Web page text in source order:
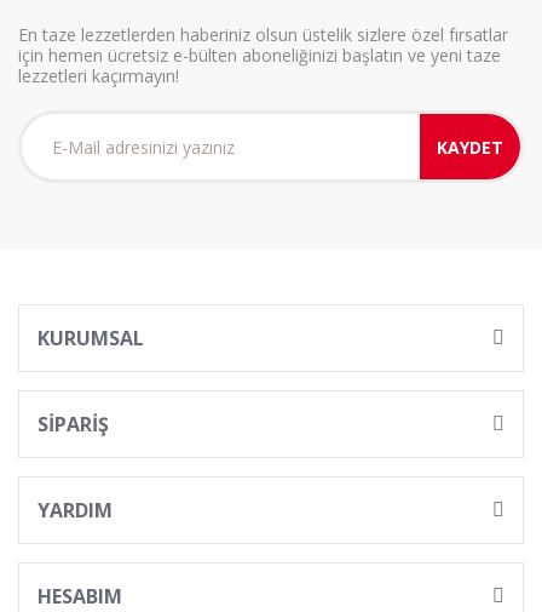
En taze lezzetlerden haberiniz olsun üstelik sizlere özel fırsatlar
için hemen ücretsiz e-bülten aboneliğinizi başlatın ve yeni taze
lezzetleri kaçırmayın!
KAYDET
KURUMSAL
SİPARİŞ
YARDIM
HESABIM